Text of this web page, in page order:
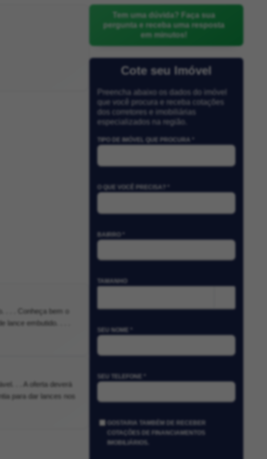
. . . Conheça bem o
lance embutido. . . .
. . A oferta deverá
para dar lances nos
Tem uma dúvida? Faça sua
pergunta e receba uma resposta
em minutos!
Cote seu Imóvel
Preencha abaixo os dados do imóvel
que você procura e receba cotações
dos corretores e imobiliárias
especializados na região.
TIPO DE IMÓVEL QUE PROCURA *
O QUE VOCÊ PRECISA? *
TAMANHO
SEU NOME *
SEU TELEFONE *
GOSTARIA TAMBÉM DE RECEBER
COTAÇÕES DE FINANCIAMENTOS
IMOBILIÁRIOS.